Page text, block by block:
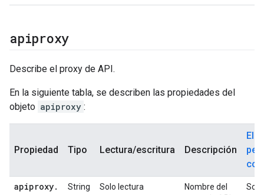
apiproxy
Describe el proxy de API.
En la siguiente tabla, se describen las propiedades del
objeto apiproxy :
Propiedad Tipo Lectura/escritura Descripción
El
apiproxy.
String Solo lectura
Nombre del